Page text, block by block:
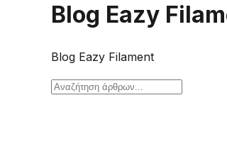
Blog Eazy
Blog Eazy Filament